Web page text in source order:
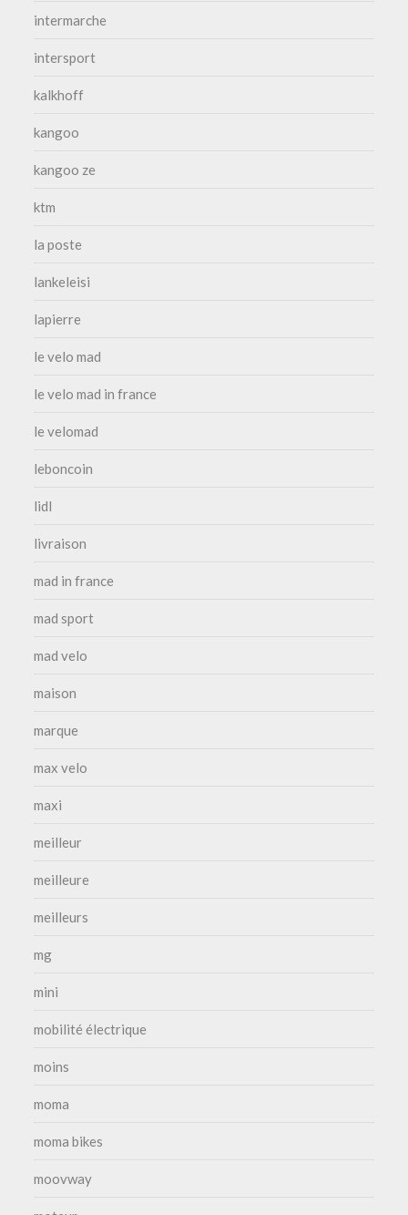
intermarche
intersport
kalkhoff
kangoo
kangoo ze
ktm
la poste
lankeleisi
lapierre
le velo mad
le velo mad in france
le velomad
leboncoin
lidl
livraison
mad in france
mad sport
mad velo
maison
marque
max velo
maxi
meilleur
meilleure
meilleurs
mg
mini
mobilité électrique
moins
moma
moma bikes
moovway